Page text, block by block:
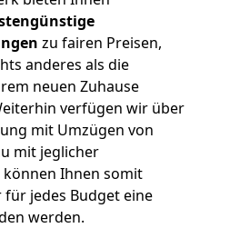
zu fairen Preisen,
anderes als die
neuen Zuhause
verfügen wir über
mit Umzügen von
mit jeglicher
Ihnen somit
jedes Budget eine
werden.